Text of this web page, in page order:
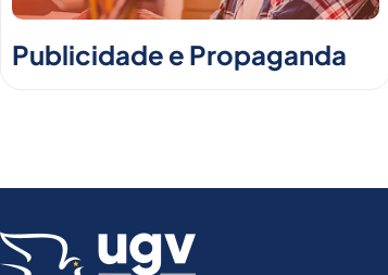
Publicidade e Propaganda